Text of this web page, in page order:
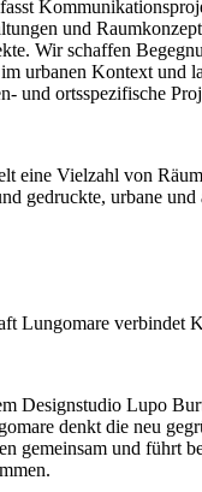
und
Wir schaffen
urbanen Kontext und
und ortsspezifische
eine Vielzahl von
gedruckte, urbane und
Lungomare verbindet
Designstudio Lupo
denkt die neu
gemeinsam und führt